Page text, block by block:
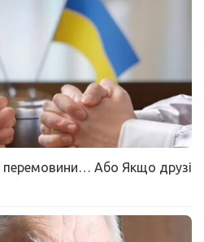
перемовини… Або Якщо друзі